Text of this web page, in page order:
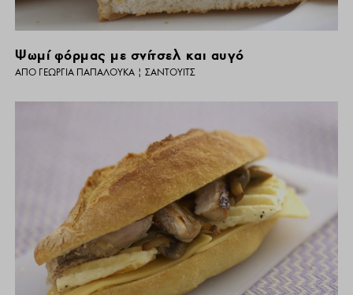
Ψωμί φόρμας με σνίτσελ και αυγό
ΑΠΌ ΓΕΩΡΓΊΑ ΠΑΠΑΛΟΥΚΆ |ΣΆΝΤΟΥΙΤΣ